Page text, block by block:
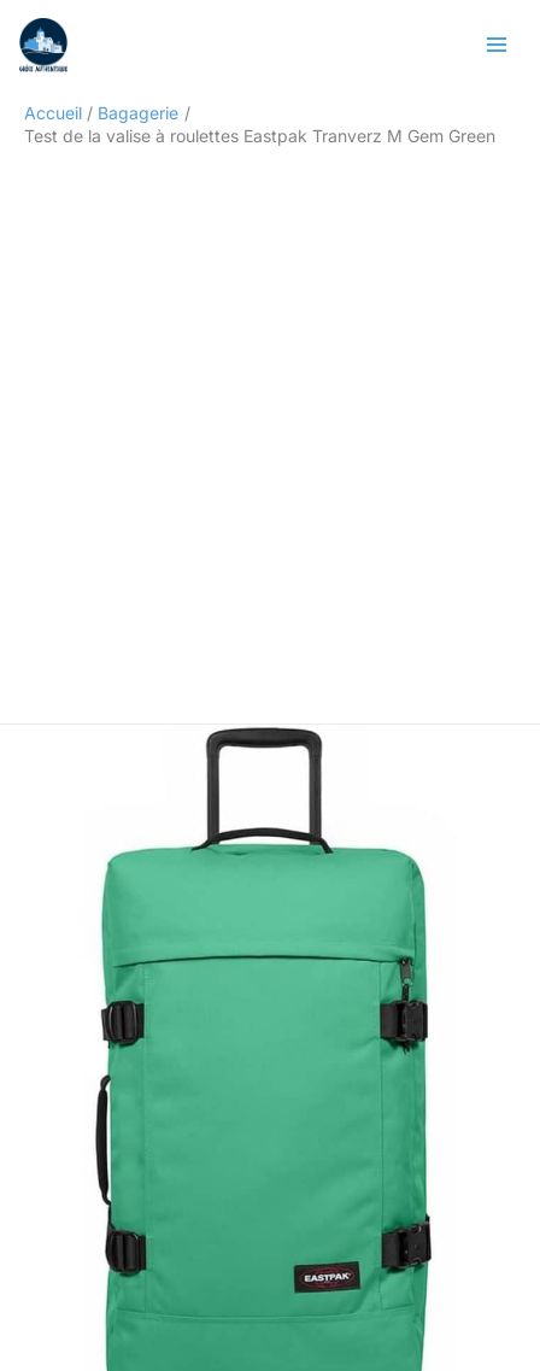
contenu
Accueil
Bagagerie
Test de la valise à roulettes Eastpak Tranverz M Gem Green
Rechercher